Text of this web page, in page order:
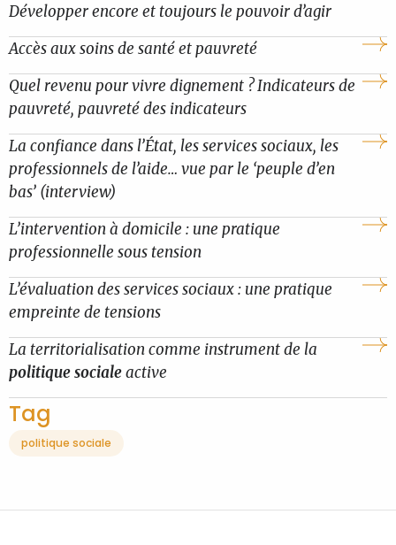
Développer encore et toujours le pouvoir d’agir
Accès aux soins de santé et pauvreté
Quel revenu pour vivre dignement ? Indicateurs de
pauvreté, pauvreté des indicateurs
La confiance dans l’État, les services sociaux, les
professionnels de l’aide… vue par le ‘peuple d’en
bas’ (interview)
L’intervention à domicile : une pratique
professionnelle sous tension
L’évaluation des services sociaux : une pratique
empreinte de tensions
La territorialisation comme instrument de la
politique socialeactive
Tag
politique sociale